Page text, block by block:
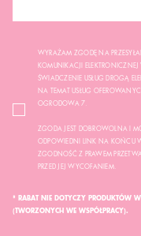
WYRAŻAM ZGODĘ NA
KOMUNIKACJI
ŚWIADCZENIE USŁUG DROGĄ
NA TEMAT USŁUG
OGRODOWA 7.
ZGODA JEST DOBROWOLNA I
ODPOWIEDNI LINK NA KOŃCU
ZGODNOŚĆ Z PRAWEM
PRZED JEJ WYCOFANIEM.
* RABAT NIE DOTYCZY PRODUKTÓW
(TWORZONYCH WE WSPÓŁPRACY).